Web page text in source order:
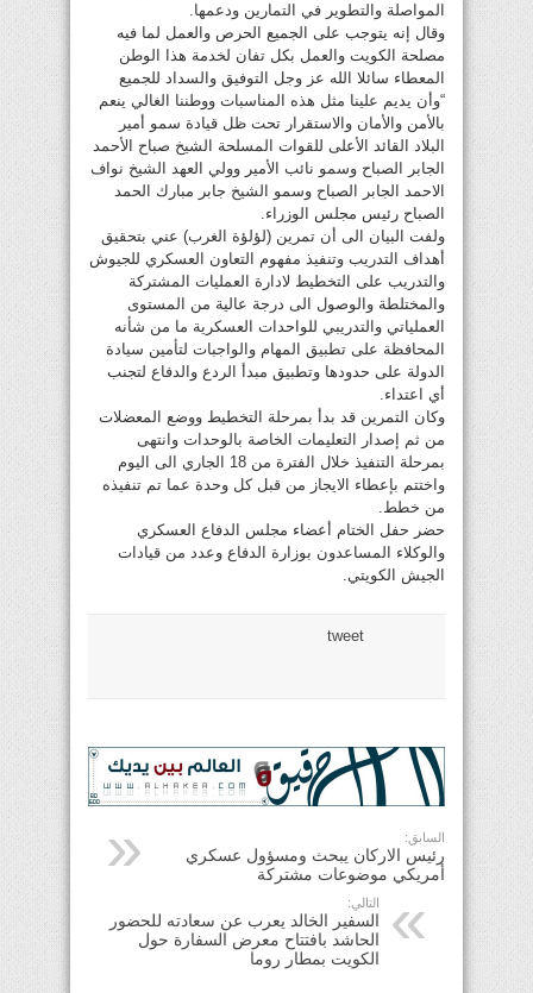
المواصلة والتطوير في التمارين ودعمها.
وقال إنه يتوجب على الجميع الحرص والعمل لما فيه
مصلحة الكويت والعمل بكل تفان لخدمة هذا الوطن
المعطاء سائلا الله عز وجل التوفيق والسداد للجميع
“وأن يديم علينا مثل هذه المناسبات ووطننا الغالي ينعم
بالأمن والأمان والاستقرار تحت ظل قيادة سمو أمير
البلاد القائد الأعلى للقوات المسلحة الشيخ صباح الأحمد
الجابر الصباح وسمو نائب الأمير وولي العهد الشيخ نواف
الاحمد الجابر الصباح وسمو الشيخ جابر مبارك الحمد
الصباح رئيس مجلس الوزراء.
ولفت البيان الى أن تمرين (لؤلؤة الغرب) عني بتحقيق
أهداف التدريب وتنفيذ مفهوم التعاون العسكري للجيوش
والتدريب على التخطيط لادارة العمليات المشتركة
والمختلطة والوصول الى درجة عالية من المستوى
العملياتي والتدريبي للواحدات العسكرية ما من شأنه
المحافظة على تطبيق المهام والواجبات لتأمين سيادة
الدولة على حدودها وتطبيق مبدأ الردع والدفاع لتجنب
أي اعتداء.
وكان التمرين قد بدأ بمرحلة التخطيط ووضع المعضلات
من ثم إصدار التعليمات الخاصة بالوحدات وانتهى
بمرحلة التنفيذ خلال الفترة من 18 الجاري الى اليوم
واختتم بإعطاء الايجاز من قبل كل وحدة عما تم تنفيذه
من خطط.
حضر حفل الختام أعضاء مجلس الدفاع العسكري
والوكلاء المساعدون بوزارة الدفاع وعدد من قيادات
الجيش الكويتي.
tweet
السابق:
رئيس الاركان يبحث ومسؤول عسكري
أمريكي موضوعات مشتركة
التالي:
السفير الخالد يعرب عن سعادته للحضور
الحاشد بافتتاح معرض السفارة حول
الكويت بمطار روما